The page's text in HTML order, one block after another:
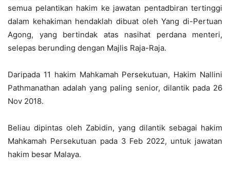
semua pelantikan hakim ke jawatan pentadbiran tertinggi
dalam kehakiman hendaklah dibuat oleh Yang di-Pertuan
Agong, yang bertindak atas nasihat perdana menteri,
selepas berunding dengan Majlis Raja-Raja.
Daripada 11 hakim Mahkamah Persekutuan, Hakim Nallini
Pathmanathan adalah yang paling senior, dilantik pada 26
Nov 2018.
Beliau dipintas oleh Zabidin, yang dilantik sebagai hakim
Mahkamah Persekutuan pada 3 Feb 2022, untuk jawatan
hakim besar Malaya.